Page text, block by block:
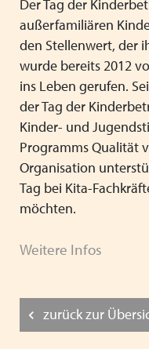
Der Tag der
außerfamiliären
den Stellenwert, der
wurde bereits 2012
ins Leben gerufen.
der Tag der
Kinder- und
Programms Qualität
Organisation
Tag bei Kita-
möchten.
Weitere Infos
zurück zur